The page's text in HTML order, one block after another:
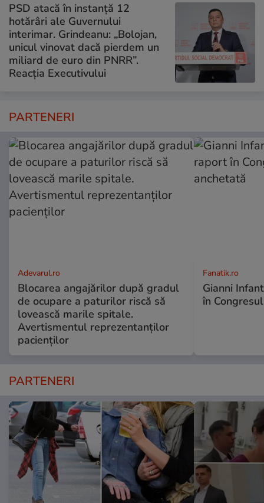
PSD atacă în instanță 12
hotărâri ale Guvernului
interimar. Grindeanu: „Bolojan,
unicul vinovat dacă pierdem un
miliard de euro din PNRR”.
Reacția Executivului
PARTENERI
Adevarul.ro
Blocarea angajărilor după gradul
de ocupare a paturilor riscă să
lovească marile spitale.
Avertismentul reprezentanților
pacienților
Fanatik.ro
Gianni
în
PARTENERI